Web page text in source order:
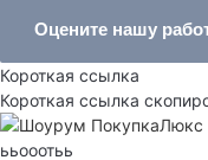
Оцените нашу
Короткая ссылка
Короткая ссылка
ььооотьь